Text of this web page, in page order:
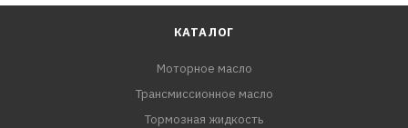
КАТАЛОГ
Моторное масло
Трансмиссионное масло
Тормозная жидкость